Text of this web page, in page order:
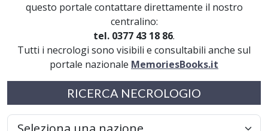
questo portale contattare direttamente il nostro
centralino:
tel. 0377 43 18 86.
Tutti i necrologi sono visibili e consultabili anche sul
portale nazionale MemoriesBooks.it
RICERCA NECROLOGIO